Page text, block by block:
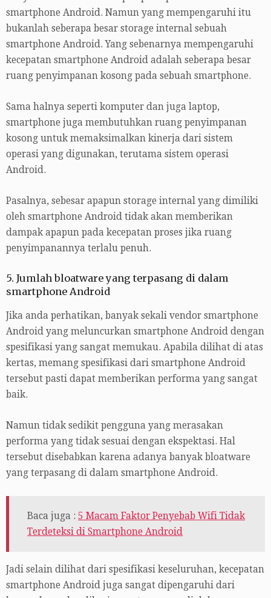
smartphone Android. Namun yang mempengaruhi itu
bukanlah seberapa besar storage internal sebuah
smartphone Android. Yang sebenarnya mempengaruhi
kecepatan smartphone Android adalah seberapa besar
ruang penyimpanan kosong pada sebuah smartphone.
Sama halnya seperti komputer dan juga laptop,
smartphone juga membutuhkan ruang penyimpanan
kosong untuk memaksimalkan kinerja dari sistem
operasi yang digunakan, terutama sistem operasi
Android.
Pasalnya, sebesar apapun storage internal yang dimiliki
oleh smartphone Android tidak akan memberikan
dampak apapun pada kecepatan proses jika ruang
penyimpanannya terlalu penuh.
5. Jumlah bloatware yang terpasang di dalam
smartphone Android
Jika anda perhatikan, banyak sekali vendor smartphone
Android yang meluncurkan smartphone Android dengan
spesifikasi yang sangat memukau. Apabila dilihat di atas
kertas, memang spesifikasi dari smartphone Android
tersebut pasti dapat memberikan performa yang sangat
baik.
Namun tidak sedikit pengguna yang merasakan
performa yang tidak sesuai dengan ekspektasi. Hal
tersebut disebabkan karena adanya banyak bloatware
yang terpasang di dalam smartphone Android.
Baca juga : 5 Macam Faktor Penyebab Wifi Tidak
Terdeteksi di Smartphone Android
Jadi selain dilihat dari spesifikasi keseluruhan, kecepatan
smartphone Android juga sangat dipengaruhi dari